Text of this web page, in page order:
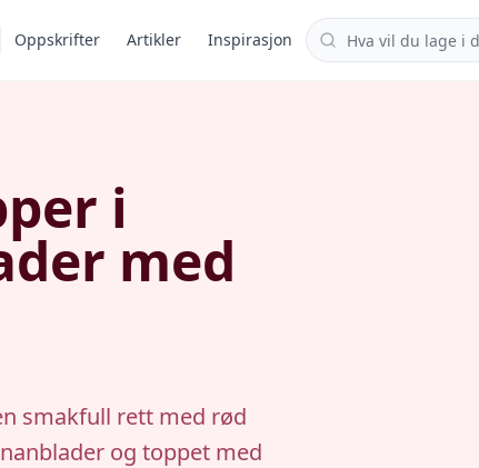
Oppskrifter Artikler Inspirasjon Søk i oppskrifter
i
med
smakfull rett med rød
og toppet med